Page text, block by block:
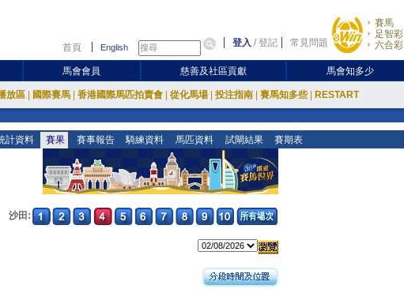
首頁 English 登入 /登記 常見問題
賽馬
足智彩
六合彩
馬會會員 慈善及社區貢獻 馬會知多少
放區 國際賽馬 香港國際馬匹拍賣會 從化馬場 投注指南 賽馬知多些 RESTART
計資料 賽果 賽事報告 騎練資料 馬匹資料 試閘結果 賽期表
沙田: